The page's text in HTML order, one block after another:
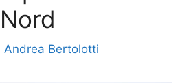
Andrea Bertolotti